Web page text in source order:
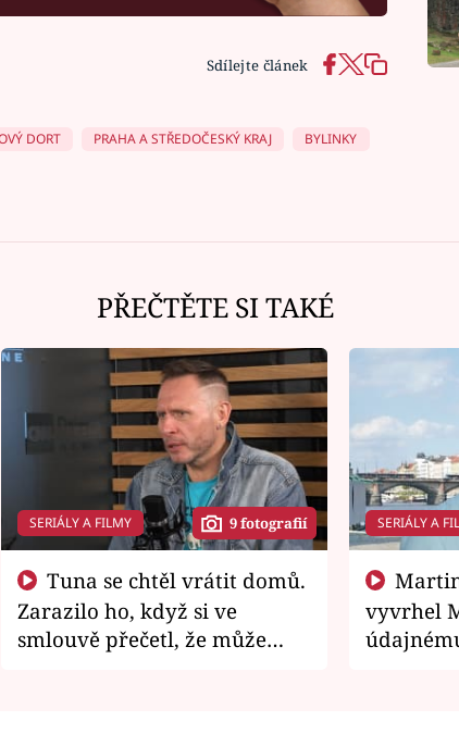
Sdílejte článek
DORT PRAHA A STŘEDOČESKÝ KRAJ
BYLINKY
PŘEČTĚTE SI TAKÉ
SERIÁLY A FILMY 9 fotografií
Zarazilo ho, když si ve
smlouvě přečetl, že může
SERIÁLY A
vyvrhel